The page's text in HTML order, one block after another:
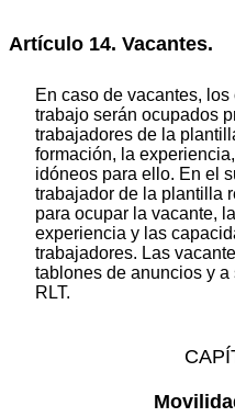
Artículo 14. Vacantes.
En caso de vacantes,
trabajo serán ocupados
trabajadores de la
formación, la
idóneos para ello. En el
trabajador de la plantilla
para ocupar la vacante,
experiencia y las
trabajadores. Las
tablones de anuncios y
RLT.